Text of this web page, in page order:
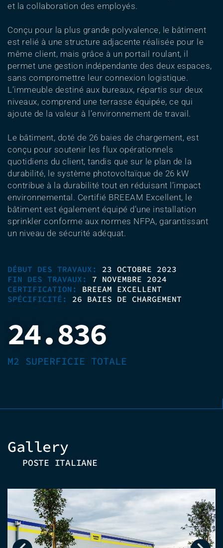
et la collaboration des employés.
Conçu pour la plus grande polyvalence, le bâtiment
est relié à une structure adjacente réalisée pour le
même client, mais grâce à un portail roulant, il
permet une gestion indépendante des deux espaces,
sans compromettre leur connexion logistique.
L’immeuble destiné aux bureaux, répartis sur deux
niveaux, comprend une terrasse équipée, ce qui
ajoute de la valeur à l’environnement de travail.
Le bâtiment, doté de 26 baies de chargement, est
conçu pour soutenir les flux opérationnels
quotidiens du client, tandis que sur le plan de la
durabilité, le système photovoltaïque de 26 kW
contribue à la durabilité tout en réduisant l’impact
environnemental. Certifié BREEAM Excellent, le
bâtiment est également équipé d’une installation
sprinkler conforme aux normes NFPA, garantissant
un niveau de sécurité adéquat.
DÉBUT DES TRAVAUX: 23 OCTOBRE 2023
FIN DES TRAVAUX: 7 NOVEMBRE 2024
CERTIFICATION: BREEAM EXCELLENT
SPÉCIFICITÉ: 26 BAIES DE CHARGEMENT
M2 SUPERFICIE TOTALE
24.836
Gallery
POSTE ITALIANE